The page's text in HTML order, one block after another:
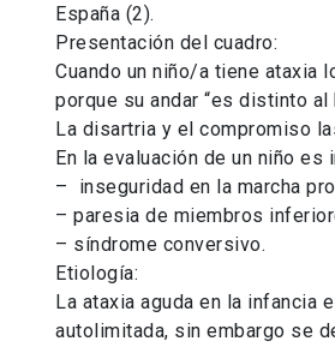
España (2).
Presentación del cuadro:
Cuando un niño/a tiene ataxia
porque su andar “es distinto
La disartria y el compromiso
En la evaluación de un niño
– inseguridad en la marcha
– paresia de miembros
– síndrome conversivo.
Etiología:
La ataxia aguda en la infancia
autolimitada, sin embargo se